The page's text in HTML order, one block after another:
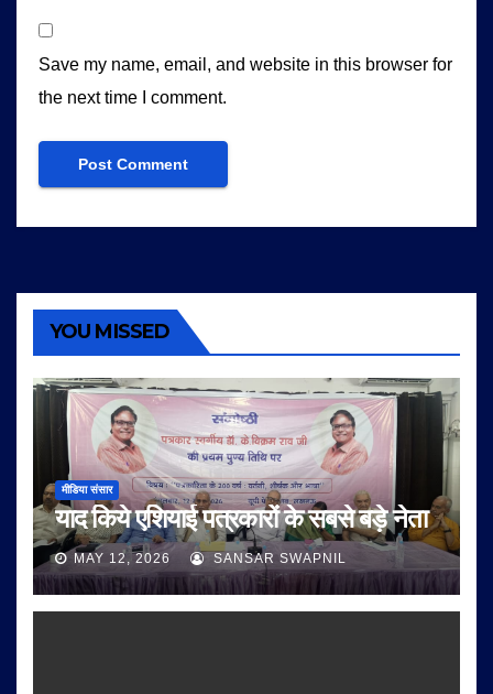
Save my name, email, and website in this browser for
the next time I comment.
YOU MISSED
मीडिया संसार
याद किये एशियाई पत्रकारों के सबसे बड़े नेता
MAY 12, 2026 SANSAR SWAPNIL